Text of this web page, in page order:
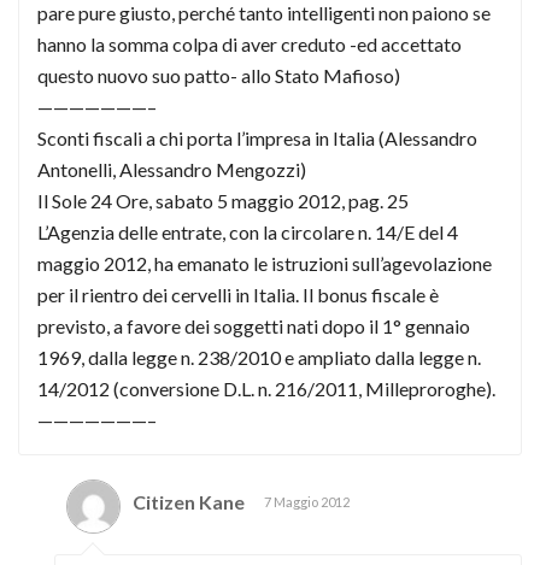
pare pure giusto, perché tanto intelligenti non paiono se
hanno la somma colpa di aver creduto -ed accettato
questo nuovo suo patto- allo Stato Mafioso)
———————–
Sconti fiscali a chi porta l’impresa in Italia (Alessandro
Antonelli, Alessandro Mengozzi)
Il Sole 24 Ore, sabato 5 maggio 2012, pag. 25
L’Agenzia delle entrate, con la circolare n. 14/E del 4
maggio 2012, ha emanato le istruzioni sull’agevolazione
per il rientro dei cervelli in Italia. Il bonus fiscale è
previsto, a favore dei soggetti nati dopo il 1° gennaio
1969, dalla legge n. 238/2010 e ampliato dalla legge n.
14/2012 (conversione D.L. n. 216/2011, Milleproroghe).
———————–
Citizen Kane 7 Maggio 2012